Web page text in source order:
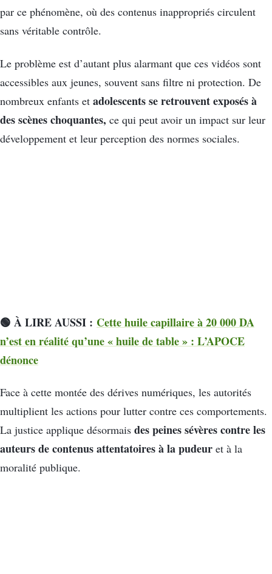
par ce phénomène, où des contenus inappropriés circulent
sans véritable contrôle.
Le problème est d’autant plus alarmant que ces vidéos sont
accessibles aux jeunes, souvent sans filtre ni protection. De
nombreux enfants et adolescents se retrouvent exposés à
des scènes choquantes, ce qui peut avoir un impact sur leur
développement et leur perception des normes sociales.
🟢 À LIRE AUSSI : Cette huile capillaire à 20 000 DA
n’est en réalité qu’une « huile de table » : L’APOCE
dénonce
Face à cette montée des dérives numériques, les autorités
multiplient les actions pour lutter contre ces comportements.
La justice applique désormais des peines sévères contre les
auteurs de contenus attentatoires à la pudeur et à la
moralité publique.